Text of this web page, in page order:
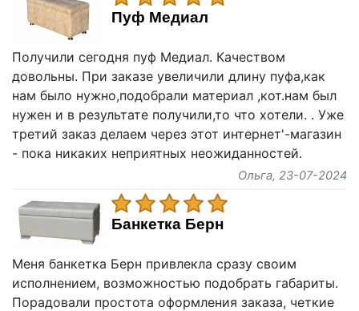
Пуф Медиал
Получили сегодня пуф Медиал. Качеством
довольны. При заказе увеличили длину пуфа,как
нам было нужно,подобрали материал ,кот.нам был
нужен и в результате получили,то что хотели. . Уже
третий заказ делаем через этот интернет'-магазин
- пока никаких неприятных неожиданностей.
Ольга, 23-07-2024
Банкетка Берн
Меня банкетка Берн привлекла сразу своим
исполнением, возможностью подобрать габариты.
Порадовали простота оформления заказа, четкие